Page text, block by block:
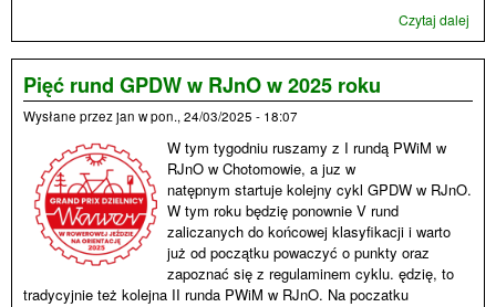
Czytaj dalej
u
Pięć rund GPDW w RJnO w 2025 roku
Wysłane przezjan wpon., 24/03/2025 - 18:07
W tym tygodniu ruszamy z I rundą PWiM w
RJnO w Chotomowie, a juz w
natępnym startuje kolejny cykl GPDW w RJnO.
W tym roku będzię ponownie V rund
zaliczanych do końcowej klasyfikacji i warto
już od początku powaczyć o punkty oraz
zapoznać się z regulaminem cyklu. ędzię, to
tradycyjnie też kolejna II runda PWiM w RJnO. Na poczatku